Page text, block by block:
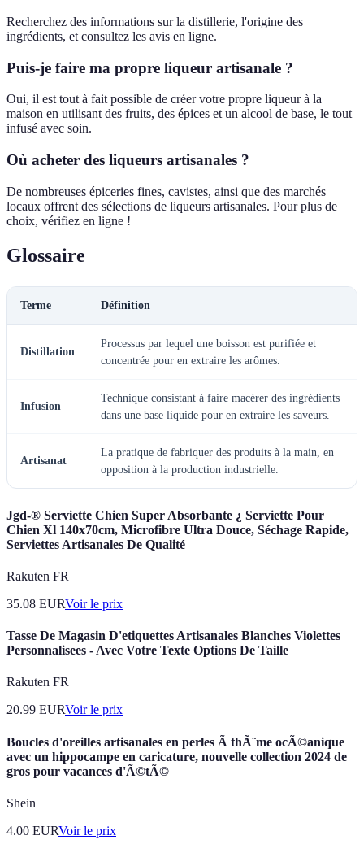
Recherchez des informations sur la distillerie, l'origine des
ingrédients, et consultez les avis en ligne.
Puis-je faire ma propre liqueur artisanale ?
Oui, il est tout à fait possible de créer votre propre liqueur à la
maison en utilisant des fruits, des épices et un alcool de base, le tout
infusé avec soin.
Où acheter des liqueurs artisanales ?
De nombreuses épiceries fines, cavistes, ainsi que des marchés
locaux offrent des sélections de liqueurs artisanales. Pour plus de
choix, vérifiez en ligne !
Glossaire
Terme Définition
Distillation
Processus par lequel une boisson est purifiée et
concentrée pour en extraire les arômes.
Infusion
Technique consistant à faire macérer des ingrédients
dans une base liquide pour en extraire les saveurs.
Artisanat
La pratique de fabriquer des produits à la main, en
opposition à la production industrielle.
Jgd-® Serviette Chien Super Absorbante ¿ Serviette Pour
Chien Xl 140x70cm, Microfibre Ultra Douce, Séchage Rapide,
Serviettes Artisanales De Qualité
Rakuten FR
35.08 EURVoir le prix
Tasse De Magasin D'etiquettes Artisanales Blanches Violettes
Personnalisees - Avec Votre Texte Options De Taille
Rakuten FR
20.99 EURVoir le prix
Boucles d'oreilles artisanales en perles Ã thÃ¨me ocÃ©anique
avec un hippocampe en caricature, nouvelle collection 2024 de
gros pour vacances d'Ã©tÃ©
Shein
4.00 EURVoir le prix